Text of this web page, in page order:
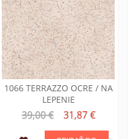
1066 TERRAZZO OCRE / NA
LEPENIE
39,00 € 31,87 €